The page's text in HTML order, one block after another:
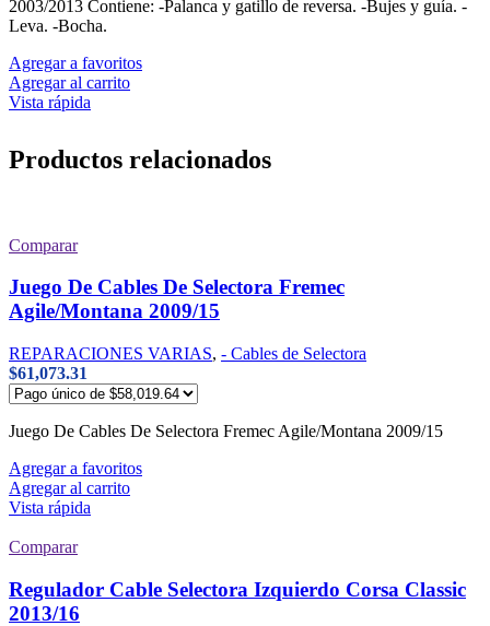
2003/2013 Contiene: -Palanca y gatillo de reversa. -Bujes y guía. -
Leva. -Bocha.
Agregar a favoritos
Agregar al carrito
Vista rápida
Productos relacionados
Comparar
Juego De Cables De Selectora Fremec
Agile/Montana 2009/15
REPARACIONES VARIAS, - Cables de Selectora
$61,073.31
Juego De Cables De Selectora Fremec Agile/Montana 2009/15
Agregar a favoritos
Agregar al carrito
Vista rápida
Comparar
Regulador Cable Selectora Izquierdo Corsa Classic
2013/16